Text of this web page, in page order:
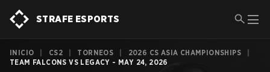
STRAFE ESPORTS
INICIO CS2 TORNEOS 2026 CS ASIA CHAMPIONSHIPS
TEAM FALCONS VS LEGACY - MAY 24, 2026